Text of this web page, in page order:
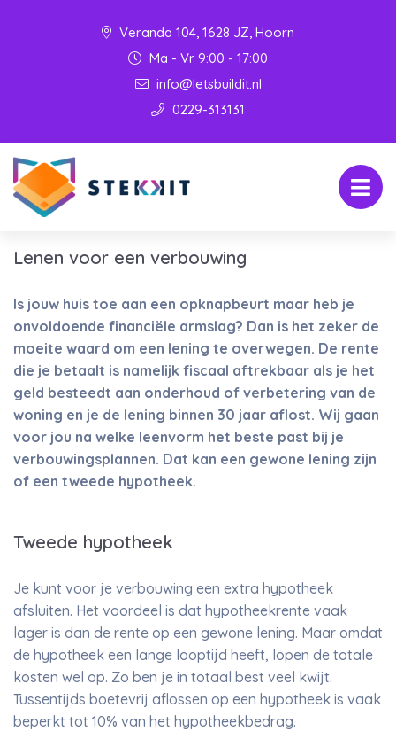
Veranda 104, 1628 JZ, Hoorn
Ma - Vr 9:00 - 17:00
info@letsbuildit.nl
0229-313131
Lenen voor een verbouwing
Is jouw huis toe aan een opknapbeurt maar heb je
onvoldoende financiële armslag? Dan is het zeker de
moeite waard om een lening te overwegen. De rente
die je betaalt is namelijk fiscaal aftrekbaar als je het
geld besteedt aan onderhoud of verbetering van de
woning en je de lening binnen 30 jaar aflost. Wij gaan
voor jou na welke leenvorm het beste past bij je
verbouwingsplannen. Dat kan een gewone lening zijn
of een tweede hypotheek.
Tweede hypotheek
Je kunt voor je verbouwing een extra hypotheek
afsluiten. Het voordeel is dat hypotheekrente vaak
lager is dan de rente op een gewone lening. Maar omdat
de hypotheek een lange looptijd heeft, lopen de totale
kosten wel op. Zo ben je in totaal best veel kwijt.
Tussentijds boetevrij aflossen op een hypotheek is vaak
beperkt tot 10% van het hypotheekbedrag.